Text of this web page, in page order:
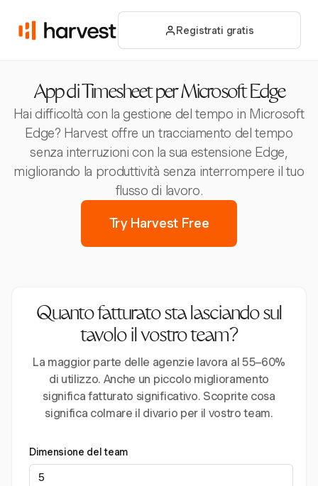
Registrati gratis
App di Timesheet per Microsoft Edge
Hai difficoltà con la gestione del tempo in Microsoft
Edge? Harvest offre un tracciamento del tempo
senza interruzioni con la sua estensione Edge,
migliorando la produttività senza interrompere il tuo
flusso di lavoro.
Try Harvest Free
Quanto fatturato sta lasciando sul
tavolo il vostro team?
La maggior parte delle agenzie lavora al 55–60%
di utilizzo. Anche un piccolo miglioramento
significa fatturato significativo. Scoprite cosa
significa colmare il divario per il vostro team.
Dimensione del team